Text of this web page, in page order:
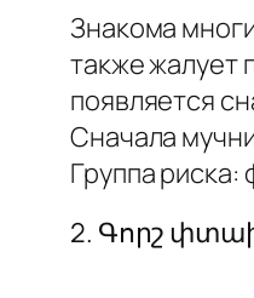
Знакома
также жалует
появляется
Сначала
Группа риска:
2. Գորշ